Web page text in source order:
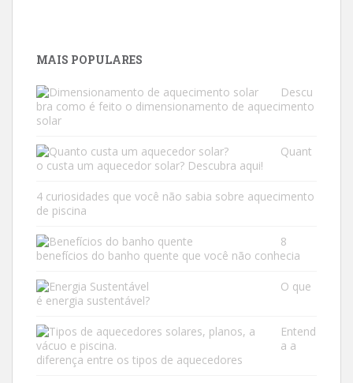
MAIS POPULARES
Descu
bra como é feito o dimensionamento de aquecimento
solar
Quant
o custa um aquecedor solar? Descubra aqui!
4 curiosidades que você não sabia sobre aquecimento
de piscina
8
benefícios do banho quente que você não conhecia
O que
é energia sustentável?
Entend
a a
diferença entre os tipos de aquecedores